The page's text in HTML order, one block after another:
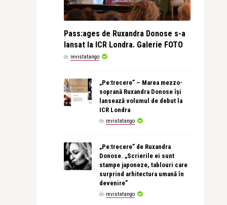
Pass:ages de Ruxandra Donose s-a
lansat la ICR Londra. Galerie FOTO
de revistatango
„Pe:trecere” – Marea mezzo-
soprană Ruxandra Donose își
lansează volumul de debut la
ICR Londra
de revistatango
„Pe:trecere” de Ruxandra
Donose. „Scrierile ei sunt
stampe japoneze, tablouri care
surprind arhitectura umană în
devenire”
de revistatango